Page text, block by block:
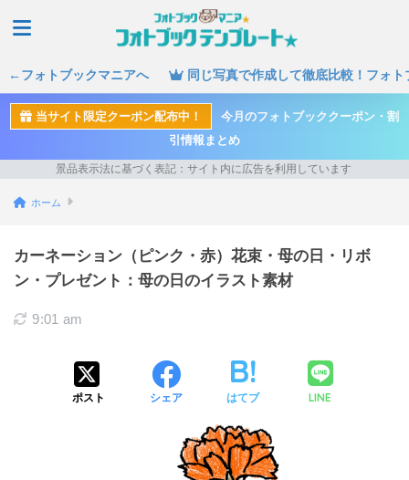
←フォトブックマニアへ 同じ写真で作成して徹底比較！フォ
当サイト限定クーポン配布中！
今月のフォトブッククーポン・割
引情報まとめ
ホーム
カーネーション（ピンク・赤）花束・母の日・リボ
ン・プレゼント：母の日のイラスト素材
9:01 am
ポスト シェア はてブ LINE